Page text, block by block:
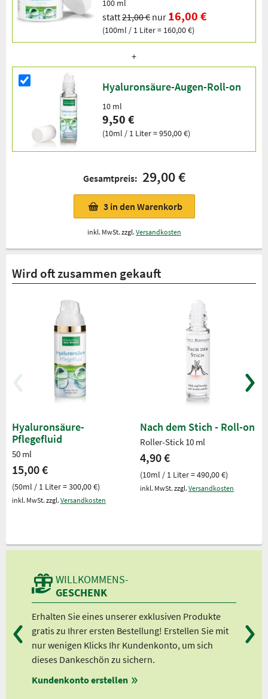
100 ml
statt21,00 € nur 16,00 €
(100ml / 1 Liter = 160,00 €)
Hyaluronsäure-Augen-Roll-on
10 ml
9,50 €
(10ml / 1 Liter = 950,00 €)
Gesamtpreis: 29,00 €
3 in den Warenkorb
inkl. MwSt. zzgl. Versandkosten
Wird oft zusammen gekauft
Hyaluronsäure-
Pflegefluid
50 ml
15,00 €
(50ml / 1 Liter = 300,00 €)
inkl. MwSt. zzgl. Versandkosten
Nach dem Stich - Roll-on
Roller-Stick 10 ml
4,90 €
(10ml / 1 Liter = 490,00 €)
inkl. MwSt. zzgl. Versandkosten
WILLKOMMENS-
GESCHENK
Erhalten Sie eines unserer exklusiven Produkte
gratis zu Ihrer ersten Bestellung! Erstellen Sie mit
nur wenigen Klicks Ihr Kundenkonto, um sich
dieses Dankeschön zu sichern.
Kundenkonto erstellen
Ab